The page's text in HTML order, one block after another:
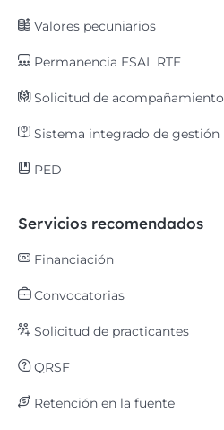
Valores pecuniarios
Permanencia ESAL RTE
Solicitud de acompañamiento
Sistema integrado de gestión
PED
Servicios recomendados
Financiación
Convocatorias
Solicitud de practicantes
QRSF
Retención en la fuente